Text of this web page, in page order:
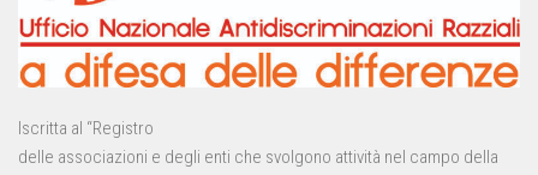
Iscritta al “Registro
delle associazioni e degli enti che svolgono attività nel campo della